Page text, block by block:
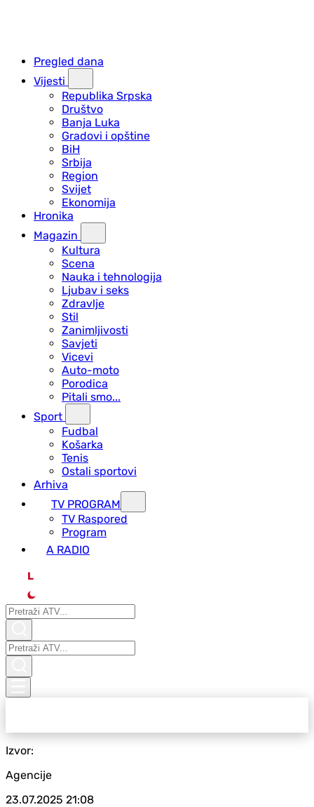
Pregled dana
Vijesti
Republika Srpska
Društvo
Banja Luka
Gradovi i opštine
BiH
Srbija
Region
Svijet
Ekonomija
Hronika
Magazin
Kultura
Scena
Nauka i tehnologija
Ljubav i seks
Zdravlje
Stil
Zanimljivosti
Savjeti
Vicevi
Auto-moto
Porodica
Pitali smo...
Sport
Fudbal
Košarka
Tenis
Ostali sportovi
Arhiva
TV PROGRAM
ТV Raspored
Program
A RADIO
L
Izvor:
Agencije
23.07.2025 21:08